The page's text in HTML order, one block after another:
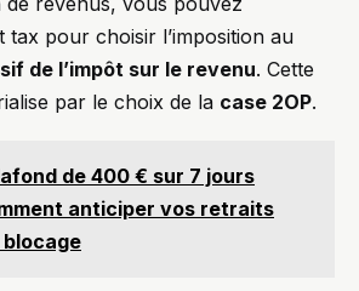
pour choisir l’imposition au
de l’impôt sur le revenu. Cette
par le choix de la case 2OP.
de 400 € sur 7 jours
anticiper vos retraits